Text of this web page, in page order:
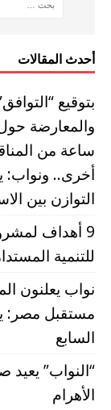
أحدث المقالات
بتوقيع
أخرى.. ونواب:
التوازن بين
9 أهداف
للتنمية
نواب يعلنون
مستقبل مصر:
السابع
“النواب”
الأهرام